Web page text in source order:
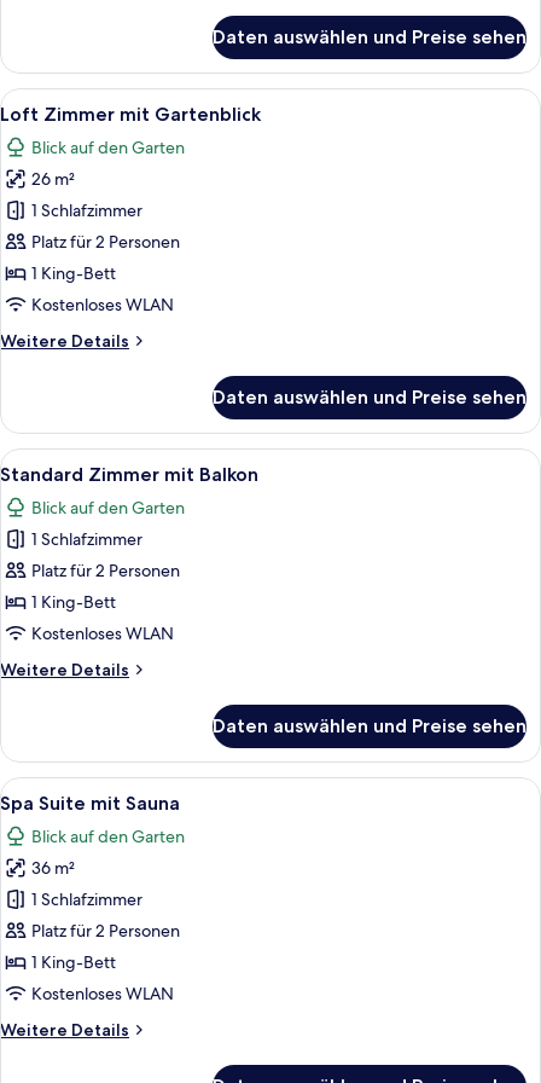
Suite
mit
Seeblick
Daten auswählen und Preise sehen
Alle
Fotos
für
Loft
Zimmer
mit
Gartenblick
anzeigen
Ein Schlafzimmer mit einem
2
Loft Zimmer mit Gartenblick
Blick auf den Garten
26 m²
1 Schlafzimmer
Platz für 2 Personen
1 King-Bett
Kostenloses WLAN
Weitere Details
Weitere
Zimmer
mit
Gartenblick
Daten auswählen und Preise sehen
Alle
Fotos
für
Standard
Zimmer
mit
Balkon
Ein Schlafzimmer mit einem großen
4
Standard Zimmer mit Balkon
Blick auf den Garten
1 Schlafzimmer
Platz für 2 Personen
1 King-Bett
Kostenloses WLAN
Weitere Details
Weitere
Zimmer
mit
Balkon
Daten auswählen und Preise sehen
Alle
Fotos
für
Spa
Suite
mit
Sauna
anzeigen
Ein Hotelzimmer mit einem großen
5
Spa Suite mit Sauna
Blick auf den Garten
36 m²
1 Schlafzimmer
Platz für 2 Personen
1 King-Bett
Kostenloses WLAN
Weitere Details
Weitere